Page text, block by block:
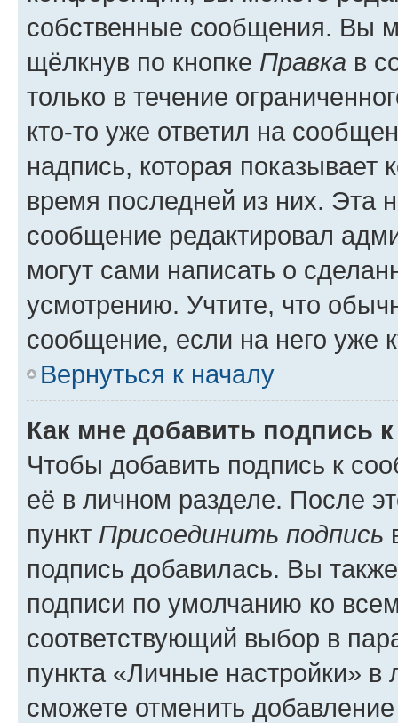
собственные сообщения. Вы
щёлкнув по кнопке Правка в
только в течение
кто-то уже ответил на
надпись, которая показывает
время последней из них. Эта
сообщение редактировал
могут сами написать о
усмотрению. Учтите, что
сообщение, если на него уже
Вернуться к началу
Как мне добавить подпись
Чтобы добавить подпись к
её в личном разделе. После
пункт Присоединить подпись
подпись добавилась. Вы
подписи по умолчанию ко
соответствующий выбор в
пункта «Личные настройки»
сможете отменить